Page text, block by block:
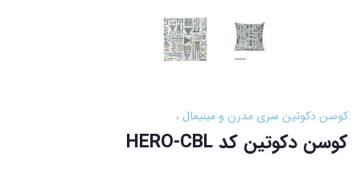
کوسن دکوتین سری مدرن و مینیمال
کوسن دکوتین کد HERO-CBL